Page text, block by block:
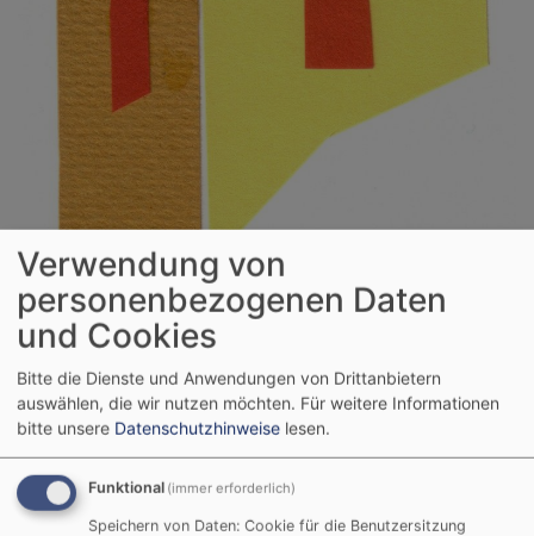
Hauptnavigation
Startseite
Herzlich willkommen! - Reinschnuppern lohnt
sich
Verwendung von
personenbezogenen Daten
und Cookies
Bitte die Dienste und Anwendungen von Drittanbietern
auswählen, die wir nutzen möchten. Für weitere Informationen
bitte unsere Datenschutzhinweise lesen.
Funktional (immer erforderlich)
Speichern von Daten: Cookie für die Benutzersitzung